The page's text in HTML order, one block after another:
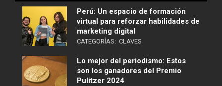
Perú: Un espacio de formación
virtual para reforzar habilidades de
marketing digital
CATEGORÍAS: CLAVES
Lo mejor del periodismo: Estos
son los ganadores del Premio
Pulitzer 2024